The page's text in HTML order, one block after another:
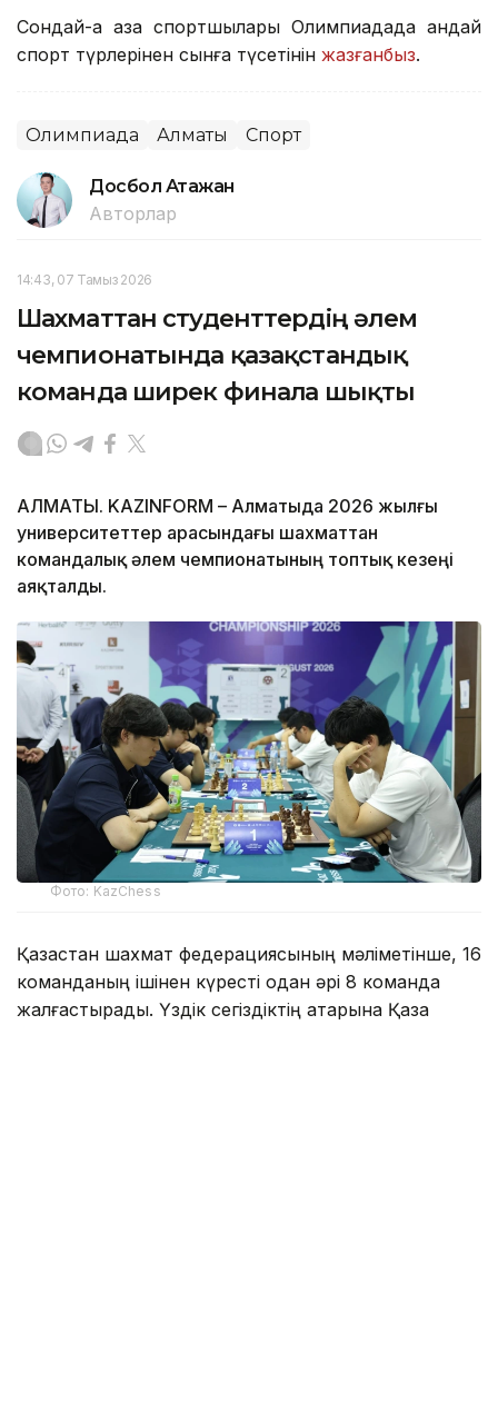
Сондай-ақ қазақ спортшылары Олимпиадада қандай
спорт түрлерінен сынға түсетінін жазғанбыз.
Олимпиада Алматы Спорт
Досбол Атажан
Авторлар
14:43, 07 Тамыз 2026
Шахматтан студенттердің әлем
чемпионатында қазақстандық
команда ширек финалға шықты
АЛМАТЫ. KAZINFORM – Алматыда 2026 жылғы
университеттер арасындағы шахматтан
командалық әлем чемпионатының топтық кезеңі
аяқталды.
Фото: KazChess
Қазақстан шахмат федерациясының мәліметінше, 16
команданың ішінен күресті одан әрі 8 команда
жалғастырады. Үздік сегіздіктің қатарына Қазақ